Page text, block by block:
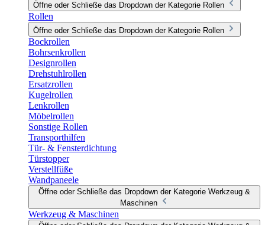
Öffne oder Schließe das Dropdown der Kategorie Rollen
Rollen
Öffne oder Schließe das Dropdown der Kategorie Rollen
Bockrollen
Bohrsenkrollen
Designrollen
Drehstuhlrollen
Ersatzrollen
Kugelrollen
Lenkrollen
Möbelrollen
Sonstige Rollen
Transporthilfen
Tür- & Fensterdichtung
Türstopper
Verstellfüße
Wandpaneele
Öffne oder Schließe das Dropdown der Kategorie Werkzeug &
Maschinen
Werkzeug & Maschinen